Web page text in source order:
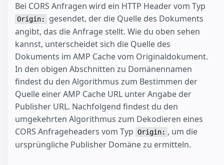
Bei CORS Anfragen wird ein HTTP Header vom Typ
Origin:
gesendet, der die Quelle des Dokuments
angibt, das die Anfrage stellt. Wie du oben sehen
kannst, unterscheidet sich die Quelle des
Dokuments im AMP Cache vom Originaldokument.
In den obigen Abschnitten zu Domänennamen
findest du den Algorithmus zum Bestimmen der
Quelle einer AMP Cache URL unter Angabe der
Publisher URL. Nachfolgend findest du den
umgekehrten Algorithmus zum Dekodieren eines
CORS Anfrageheaders vom Typ Origin: , um die
ursprüngliche Publisher Domäne zu ermitteln.